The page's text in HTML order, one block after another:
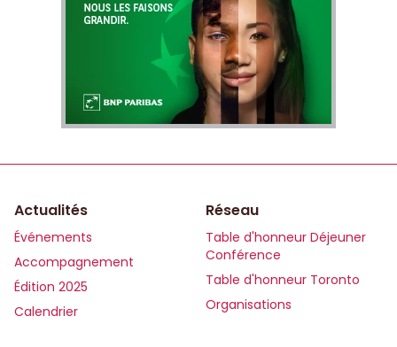
Actualités
Événements
Accompagnement
Édition 2025
Calendrier
Réseau
Table d'honneur Déjeuner
Conférence
Table d'honneur Toronto
Organisations